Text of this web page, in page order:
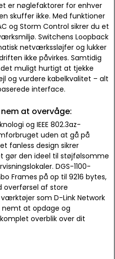
er nøglefaktorer for enhver
skuffer ikke. Med funktioner
og Storm Control sikrer du et
Switchens Loopback
netværkssløjfer og lukker
ikke påvirkes. Samtidig
muligt hurtigt at tjekke
og vurdere kabelkvalitet – alt
interface.
at overvåge:
og IEEE 802.3az-
uden at gå på
fanless design sikrer
gør den ideel til støjfølsomme
DGS-1100-
Frames på op til 9216 bytes,
overførsel af store
som D-Link Network
nemt at opdage og
overblik over dit